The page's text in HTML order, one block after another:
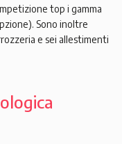
top i gamma
Sono inoltre
e sei allestimenti